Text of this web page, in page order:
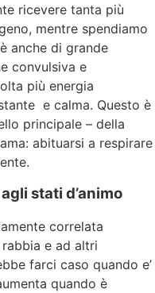
ricevere tanta più
mentre spendiamo
anche di grande
convulsiva e
più energia
e calma. Questo è
principale – della
abituarsi a respirare
stati d’animo
correlata
e ad altri
farci caso quando e’
quando è